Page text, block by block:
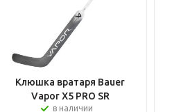
Клюшка вратаря Bauer
Vapor X5 PRO SR
в наличии